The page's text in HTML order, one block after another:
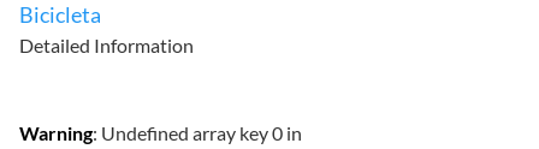
Bicicleta
Detailed Information
Warning: Undefined array key 0 in